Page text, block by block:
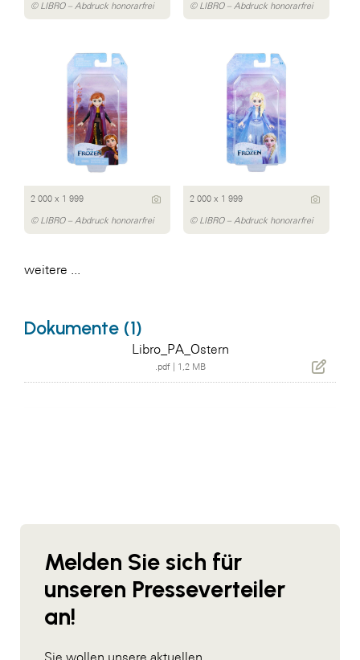
© LIBRO – Abdruck honorarfrei © LIBRO – Abdruck honorarfrei
2 000 x 1 999
© LIBRO – Abdruck honorarfrei
2 000 x 1 999
© LIBRO – Abdruck honorarfrei
weitere ...
Dokumente (1)
Libro_PA_Ostern
.pdf| 1,2 MB
Melden Sie sich für
unseren Presseverteiler
an!